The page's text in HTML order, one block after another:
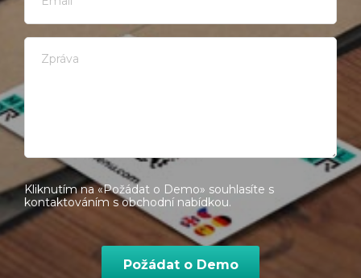
Kliknutím na «Požádat o Demo» souhlasíte s
kontaktováním s obchodní nabídkou.